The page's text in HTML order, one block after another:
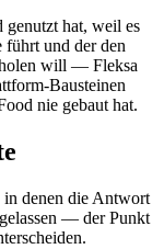
hat, weil es
führt und der den
holen will — Fleksa
Bausteinen
nie gebaut hat.
in denen die Antwort
— der Punkt